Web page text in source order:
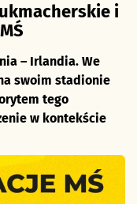
i
– Irlandia. We
swoim stadionie
tego
w kontekście